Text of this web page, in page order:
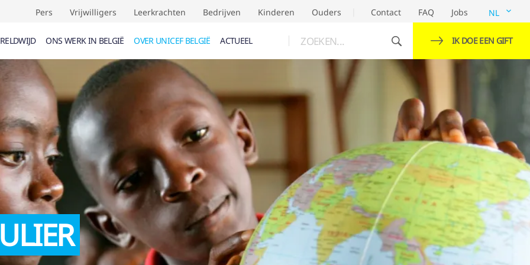
Pers Vrijwilligers Leerkrachten Bedrijven Kinderen Ouders Contact FAQ Jobs NL
ONS WERK IN BELGIË OVER UNICEF BELGIË ACTUEEL ZOEKEN... IK DOE EEN GIFT
(0) EVENEMENTEN (0)